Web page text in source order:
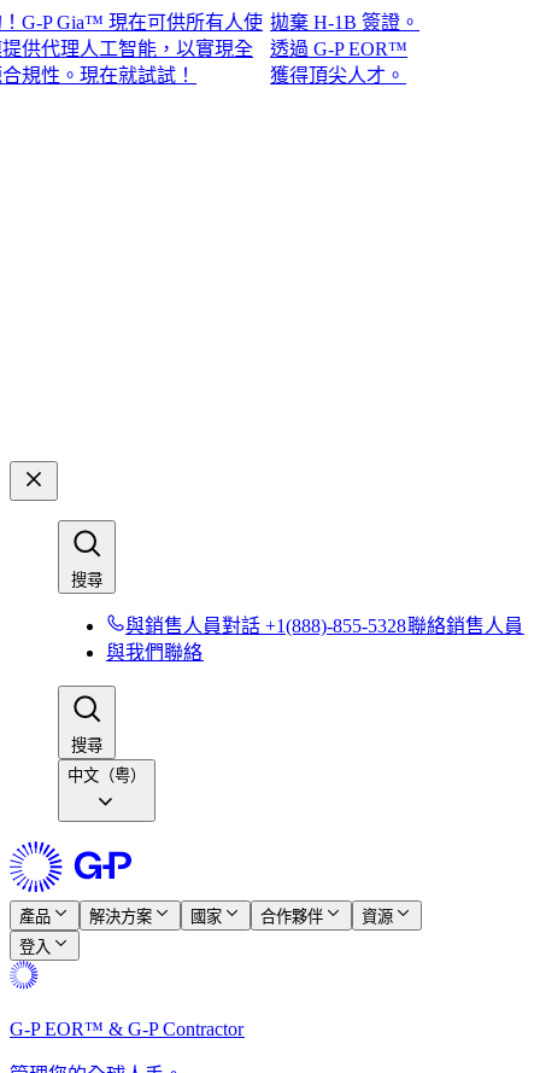
P Gia™ 現在可供所有人使
理人工智能，以實現全
。現在就試試！​​
拋棄 H-1B 簽證。
透過 G-P EOR™
獲得頂尖人才。​​
搜尋​​
與銷售人員對話 +1(888)-855-5328​​聯絡銷售人員​​
與我們聯絡​​
搜尋​​
中文（粤）
產品​​ 解決方案​​ 國家​​ 合作夥伴​​
資源​​
登入​​
G-P EOR™ & G-P Contractor​​